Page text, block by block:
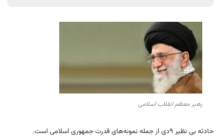
رهبر معظم انقلاب اسلامی
حادثه بی نظیر ۹دی از جمله نمونه‌های قدرت جمهوری اسلامی است.